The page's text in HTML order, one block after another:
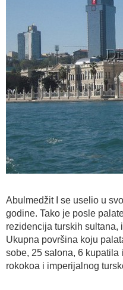
Abulmedžit I se uselio u
godine. Tako je posle
rezidencija turskih sultana,
Ukupna površina koju
sobe, 25 salona, 6 kupatila
rokokoa i imperijalnog